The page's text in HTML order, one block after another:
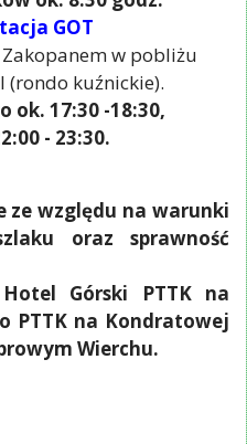
GOT
Zakopanem w pobliżu
(rondo kuźnickie).
ok. 17:30 -18:30,
- 23:30.
ze względu na warunki
oraz sprawność
Górski PTTK na
PTTK na Kondratowej
Wierchu.